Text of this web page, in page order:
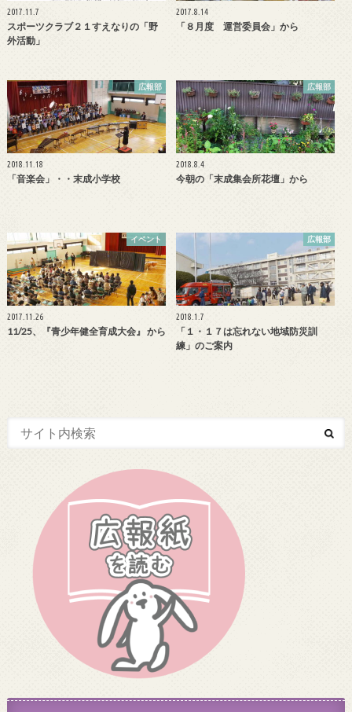
2017.11.7
スポーツクラブ２１すえなりの「野
外活動」
2017.8.14
「８月度 運営委員会」から
広報部
2018.11.18
「音楽会」・・末成小学校
広報部
2018.8.4
今朝の「末成集会所花壇」から
イベント
2017.11.26
11/25、『青少年健全育成大会』 から
広報部
2018.1.7
「１・１７は忘れない地域防災訓
練」のご案内